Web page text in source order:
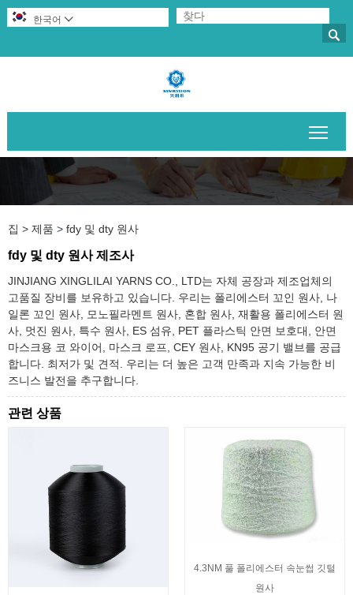

한국어 
집 > 제품 > fdy 및 dty 원사
fdy 및 dty 원사 제조사
JINJIANG XINGLILAI YARNS CO., LTD는 자체 공장과 제조업체의
고품질 장비를 보유하고 있습니다. 우리는 폴리에스터 꼬인 원사, 나
일론 꼬인 원사, 모노필라멘트 원사, 혼합 원사, 재활용 폴리에스터 원
사, 멋진 원사, 특수 원사, ES 섬유, PET 플라스틱 안면 보호대, 안면
마스크용 코 와이어, 마스크 로프, CEY 원사, KN95 공기 밸브를 공급
합니다. 최저가 및 견적. 우리는 더 높은 고객 만족과 지속 가능한 비
즈니스 발전을 추구합니다.
관련 상품
4.3NM 풀 폴리에스터 속눈썹 깃털
원사